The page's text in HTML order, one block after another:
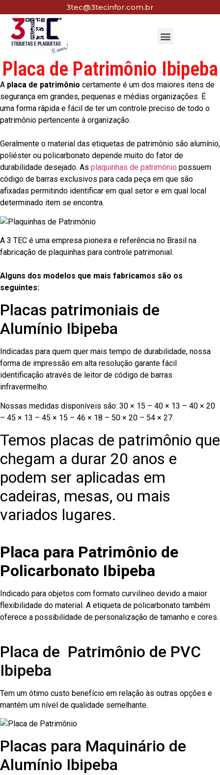
3tec@3tecinfor.com.br
Placa de Patrimônio Ibipeba
A placa de patrimônio certamente é um dos maiores itens de
segurança em grandes, pequenas e médias organizações. É
uma forma rápida e fácil de ter um controle preciso de todo o
patrimônio pertencente à organização.
Geralmente o material das etiquetas de patrimônio são alumínio,
poliéster ou policarbonato depende muito do fator de
durabilidade desejado. As plaquinhas de patrimônio possuem
código de barras exclusivos para cada peça em que são
afixadas permitindo identificar em qual setor e em qual local
determinado item se encontra.
A 3 TEC é uma empresa pioneira e referência no Brasil na
fabricação de plaquinhas para controle patrimonial.
Alguns dos modelos que mais fabricamos são os
seguintes:
Placas patrimoniais de
Alumínio Ibipeba
Indicadas para quem quer mais tempo de durabilidade, nossa
forma de impressão em alta resolução garante fácil
identificação através de leitor de código de barras
infravermelho.
Nossas medidas disponíveis são: 30 × 15 – 40 × 13 – 40 × 20
– 45 × 13 – 45 × 15 – 46 × 18 – 50 × 20 – 54 × 27.
Temos placas de patrimônio que
chegam a durar 20 anos e
podem ser aplicadas em
cadeiras, mesas, ou mais
variados lugares.
Placa para Patrimônio de
Policarbonato Ibipeba
Indicado para objetos com formato curvilíneo devido a maior
flexibilidade do material. A etiqueta de policarbonato também
oferece a possibilidade de personalização de tamanho e cores.
Placa de Patrimônio de PVC
Ibipeba
Tem um ótimo custo benefício em relação às outras opções e
mantém um nível de qualidade semelhante.
Placas para Maquinário de
Alumínio Ibipeba